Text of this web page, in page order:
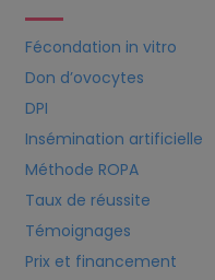
Fécondation in vitro
Don d’ovocytes
DPI
Insémination artificielle
Méthode ROPA
Taux de réussite
Témoignages
Prix et financement